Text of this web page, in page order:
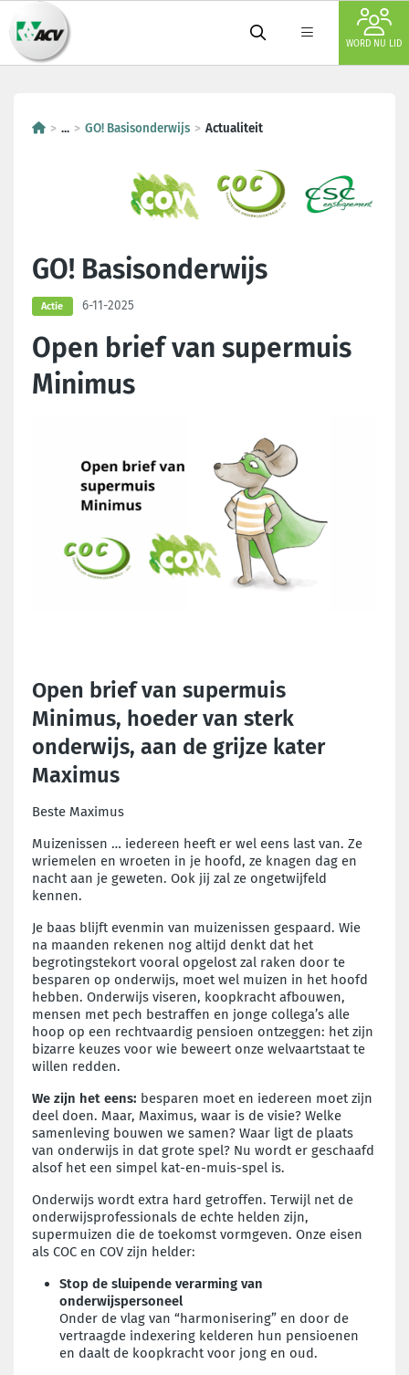
WORD NU LID
... GO! Basisonderwijs Actualiteit
GO! Basisonderwijs
Actie 6-11-2025
Open brief van supermuis
Minimus
Open brief van supermuis
Minimus, hoeder van sterk
onderwijs, aan de grijze kater
Maximus
Beste Maximus
Muizenissen … iedereen heeft er wel eens last van. Ze
wriemelen en wroeten in je hoofd, ze knagen dag en
nacht aan je geweten. Ook jij zal ze ongetwijfeld
kennen.
Je baas blijft evenmin van muizenissen gespaard. Wie
na maanden rekenen nog altijd denkt dat het
begrotingstekort vooral opgelost zal raken door te
besparen op onderwijs, moet wel muizen in het hoofd
hebben. Onderwijs viseren, koopkracht afbouwen,
mensen met pech bestraffen en jonge collega’s alle
hoop op een rechtvaardig pensioen ontzeggen: het zijn
bizarre keuzes voor wie beweert onze welvaartstaat te
willen redden.
We zijn het eens: besparen moet en iedereen moet zijn
deel doen. Maar, Maximus, waar is de visie? Welke
samenleving bouwen we samen? Waar ligt de plaats
van onderwijs in dat grote spel? Nu wordt er ge­schaafd
alsof het een simpel kat-en-muis-spel is.
Onderwijs wordt extra hard getroffen. Terwijl net de
onderwijsprofessionals de echte helden zijn,
supermuizen die de toekomst vormgeven. Onze eisen
als COC en COV zijn helder:
Stop de sluipende verarming van
onderwijspersoneel
Onder de vlag van “harmonisering” en door de
vertraagde indexering kelderen hun pensioenen
en daalt de koopkracht voor jong en oud.